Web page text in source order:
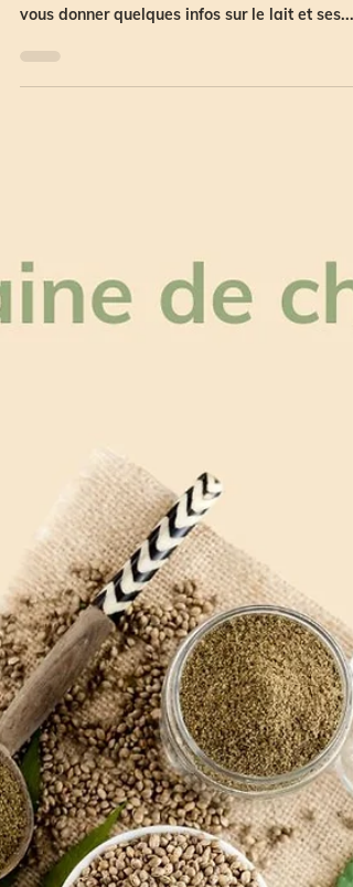
réfléchit ?🐄
Du lait concentré !!! 😂 A l’occasion de la
vous donner quelques infos sur le lait et ses...